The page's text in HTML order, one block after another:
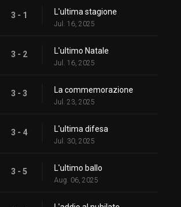
3 - 1 L'ultima stagione
Jul. 16, 2025
3 - 2 L'ultimo Natale
Jul. 16, 2025
3 - 3 La commemorazione
Jul. 23, 2025
3 - 4 L'ultima difesa
Jul. 30, 2025
3 - 5 L'ultimo ballo
Aug. 06, 2025